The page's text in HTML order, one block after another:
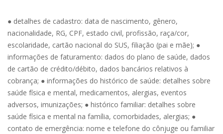
● detalhes de cadastro: data de nascimento, gênero,
nacionalidade, RG, CPF, estado civil, profissão, raça/cor,
escolaridade, cartão nacional do SUS, filiação (pai e mãe); ●
informações de faturamento: dados do plano de saúde, dados
de cartão de crédito/débito, dados bancários relativos à
cobrança; ● informações do histórico de saúde: detalhes sobre
saúde física e mental, medicamentos, alergias, eventos
adversos, imunizações; ● histórico familiar: detalhes sobre
saúde física e mental na família, comorbidades, alergias; ●
contato de emergência: nome e telefone do cônjuge ou familiar